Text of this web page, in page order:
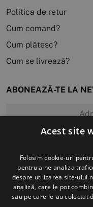
Politica de retur
Cum comand?
Cum plătesc?
Cum se livrează?
ABONEAZĂ-TE LA
Acest site
Folosim cookie-uri
pentru a ne analiza
despre utilizarea site-ului
analiză, care le pot
sau pe care le-au colectat